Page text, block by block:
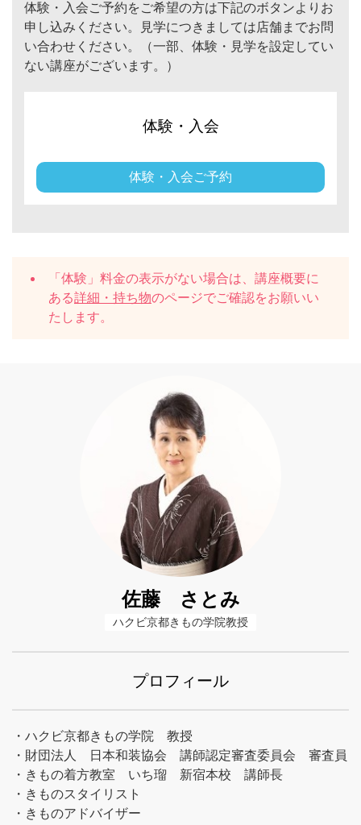
体験・入会ご予約をご希望の方は下記のボタンよりお
申し込みください。見学につきましては店舗までお問
い合わせください。（一部、体験・見学を設定してい
ない講座がございます。）
体験・入会
体験・入会ご予約
「体験」料金の表示がない場合は、講座概要に
ある詳細・持ち物のページでご確認をお願いい
たします。
佐藤 さとみ
ハクビ京都きもの学院教授
プロフィール
・ハクビ京都きもの学院 教授
・財団法人 日本和装協会 講師認定審査委員会 審査員
・きもの着方教室 いち瑠 新宿本校 講師長
・きものスタイリスト
・きものアドバイザー